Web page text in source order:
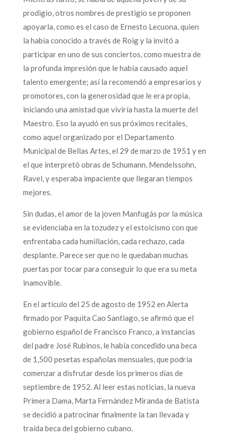
prodigio, otros nombres de prestigio se proponen
apoyarla, como es el caso de Ernesto Lecuona, quien
la había conocido a través de Roig y la invitó a
participar en uno de sus conciertos, como muestra de
la profunda impresión que le había causado aquel
talento emergente; así la recomendó a empresarios y
promotores, con la generosidad que le era propia,
iniciando una amistad que viviría hasta la muerte del
Maestro. Eso la ayudó en sus próximos recitales,
como aquel organizado por el Departamento
Municipal de Bellas Artes, el 29 de marzo de 1951 y en
el que interpretó obras de Schumann, Mendelssohn,
Ravel, y esperaba impaciente que llegaran tiempos
mejores.
Sin dudas, el amor de la joven Manfugás por la música
se evidenciaba en la tozudez y el estoicismo con que
enfrentaba cada humillación, cada rechazo, cada
desplante. Parece ser que no le quedaban muchas
puertas por tocar para conseguir lo que era su meta
inamovible.
En el artículo del 25 de agosto de 1952 en Alerta
firmado por Paquita Cao Santiago, se afirmó que el
gobierno español de Francisco Franco, a instancias
del padre José Rubinos, le había concedido una beca
de 1,500 pesetas españolas mensuales, que podría
comenzar a disfrutar desde los primeros días de
septiembre de 1952. Al leer estas noticias, la nueva
Primera Dama, Marta Fernández Miranda de Batista
se decidió a patrocinar finalmente la tan llevada y
traída beca del gobierno cubano.